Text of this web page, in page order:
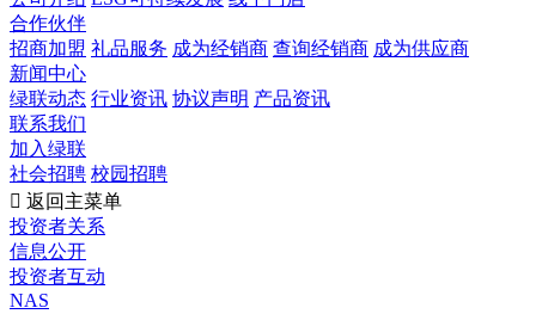
合作伙伴
招商加盟 礼品服务 成为经销商 查询经销商 成为供应商
新闻中心
绿联动态 行业资讯 协议声明 产品资讯
联系我们
加入绿联
社会招聘 校园招聘
 返回主菜单
投资者关系
信息公开
投资者互动
NAS